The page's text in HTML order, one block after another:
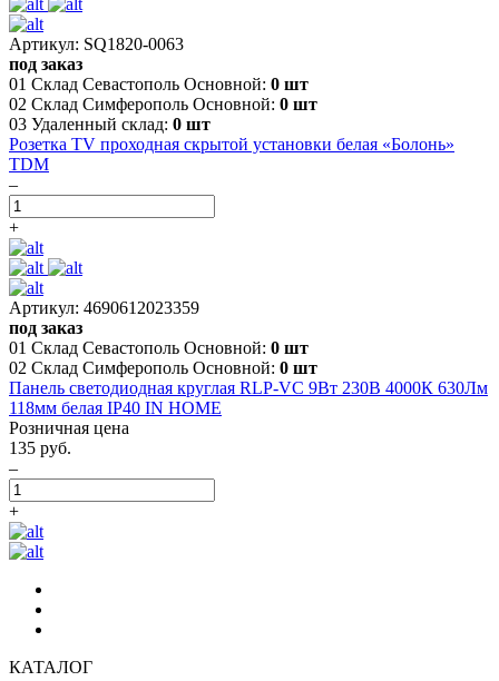
Артикул: SQ1820-0063
под заказ
01 Склад Севастополь Основной: 0 шт
02 Склад Симферополь Основной: 0 шт
03 Удаленный склад: 0 шт
Розетка TV проходная скрытой установки белая «Болонь»
TDM
–
+
Артикул: 4690612023359
под заказ
01 Склад Севастополь Основной: 0 шт
02 Склад Симферополь Основной: 0 шт
Панель светодиодная круглая RLP-VC 9Вт 230В 4000К 630Лм
118мм белая IP40 IN HOME
Розничная цена
135 руб.
–
+
КАТАЛОГ